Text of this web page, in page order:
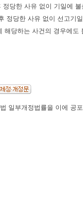
당한 사유 없이 기일에
정당한 사유 없이 선고
해당하는 사건의 경우에
일부개정법률을 이에 공